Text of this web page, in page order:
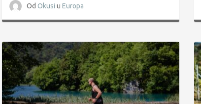
Od Okusi u Europa